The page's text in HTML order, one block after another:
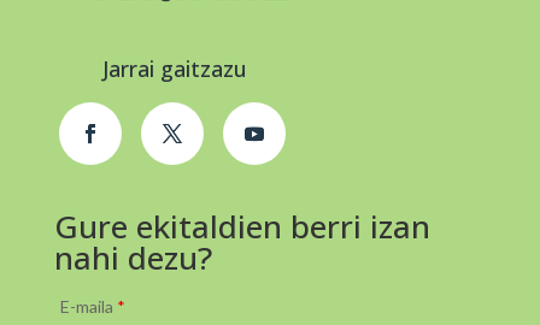
Jarrai gaitzazu
Gure ekitaldien berri izan
nahi dezu?
E-maila *